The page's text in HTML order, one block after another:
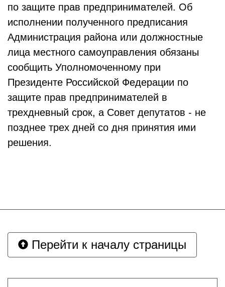
по защите прав предпринимателей. Об
исполнении полученного предписания
Администрация района или должностные
лица местного самоуправления обязаны
сообщить Уполномоченному при
Президенте Российской Федерации по
защите прав предпринимателей в
трехдневный срок, а Совет депутатов - не
позднее трех дней со дня принятия ими
решения.
Перейти к началу страницы